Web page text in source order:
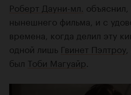
Роберт Дауни-мл.
нынешнего фильма, и с
времена, когда делил эту
одной лишь Гвинет Пэлтроу
был Тоби Магуайр